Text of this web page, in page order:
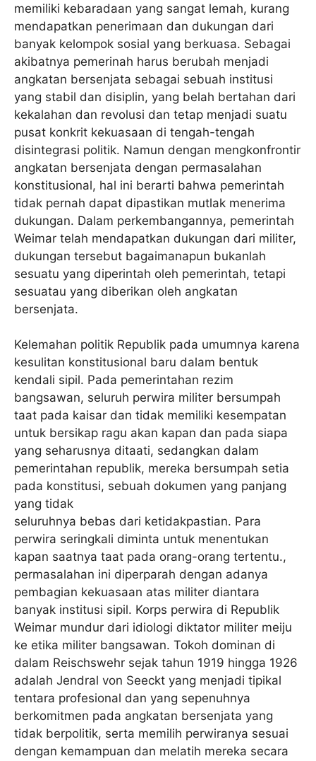
memiliki kebaradaan yang sangat lemah, kurang
mendapatkan penerimaan dan dukungan dari
banyak kelompok sosial yang berkuasa. Sebagai
akibatnya pemerinah harus berubah menjadi
angkatan bersenjata sebagai sebuah institusi
yang stabil dan disiplin, yang belah bertahan dari
kekalahan dan revolusi dan tetap menjadi suatu
pusat konkrit kekuasaan di tengah-tengah
disintegrasi politik. Namun dengan mengkonfrontir
angkatan bersenjata dengan permasalahan
konstitusional, hal ini berarti bahwa pemerintah
tidak pernah dapat dipastikan mutlak menerima
dukungan. Dalam perkembangannya, pemerintah
Weimar telah mendapatkan dukungan dari militer,
dukungan tersebut bagaimanapun bukanlah
sesuatu yang diperintah oleh pemerintah, tetapi
sesuatau yang diberikan oleh angkatan
bersenjata.
Kelemahan politik Republik pada umumnya karena
kesulitan konstitusional baru dalam bentuk
kendali sipil. Pada pemerintahan rezim
bangsawan, seluruh perwira militer bersumpah
taat pada kaisar dan tidak memiliki kesempatan
untuk bersikap ragu akan kapan dan pada siapa
yang seharusnya ditaati, sedangkan dalam
pemerintahan republik, mereka bersumpah setia
pada konstitusi, sebuah dokumen yang panjang
yang tidak
seluruhnya bebas dari ketidakpastian. Para
perwira seringkali diminta untuk menentukan
kapan saatnya taat pada orang-orang tertentu.,
permasalahan ini diperparah dengan adanya
pembagian kekuasaan atas militer diantara
banyak institusi sipil. Korps perwira di Republik
Weimar mundur dari idiologi diktator militer meiju
ke etika militer bangsawan. Tokoh dominan di
dalam Reischswehr sejak tahun 1919 hingga 1926
adalah Jendral von Seeckt yang menjadi tipikal
tentara profesional dan yang sepenuhnya
berkomitmen pada angkatan bersenjata yang
tidak berpolitik, serta memilih perwiranya sesuai
dengan kemampuan dan melatih mereka secara